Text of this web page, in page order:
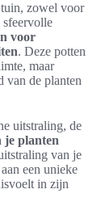
tuin, zowel voor
sfeervolle
voor
. Deze potten
maar
van de planten
uitstraling, de
je planten
van je
een unieke
in zijn